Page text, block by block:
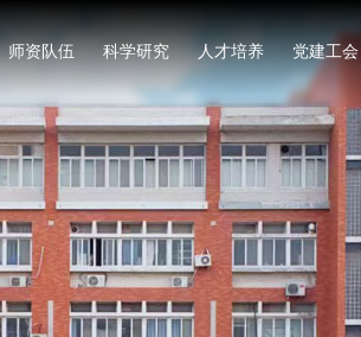
师资队伍 科学研究 人才培养 党建工会